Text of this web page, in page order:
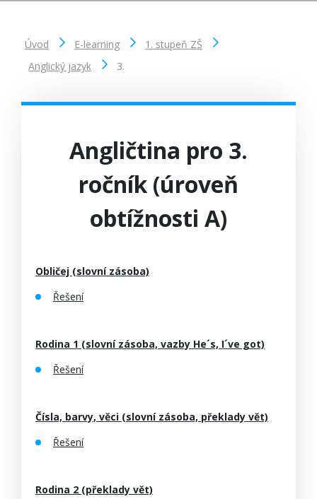
Úvod E-learning
1. stupeň ZŠ
Anglický jazyk
3.
Angličtina pro 3.
ročník (úroveň
obtížnosti A)
Obličej (slovní zásoba)
Řešení
Rodina 1 (slovní zásoba, vazby He´s, I´ve got)
Řešení
Čísla, barvy, věci (slovní zásoba, překlady vět)
Řešení
Rodina 2 (překlady vět)